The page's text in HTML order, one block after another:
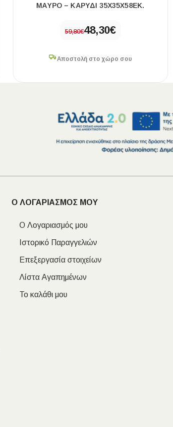
ΜΑΎΡΟ – ΚΑΡΥΔΊ 35X35X58ΕΚ.
59,80€48,30€
Αποστολή στο χώρο σου
Ο ΛΟΓΑΡΙΑΣΜΟΣ ΜΟΥ
Ο Λογαριασμός μου
Ιστορικό Παραγγελιών
Επεξεργασία στοιχείων
Λίστα Αγαπημένων
Το καλάθι μου